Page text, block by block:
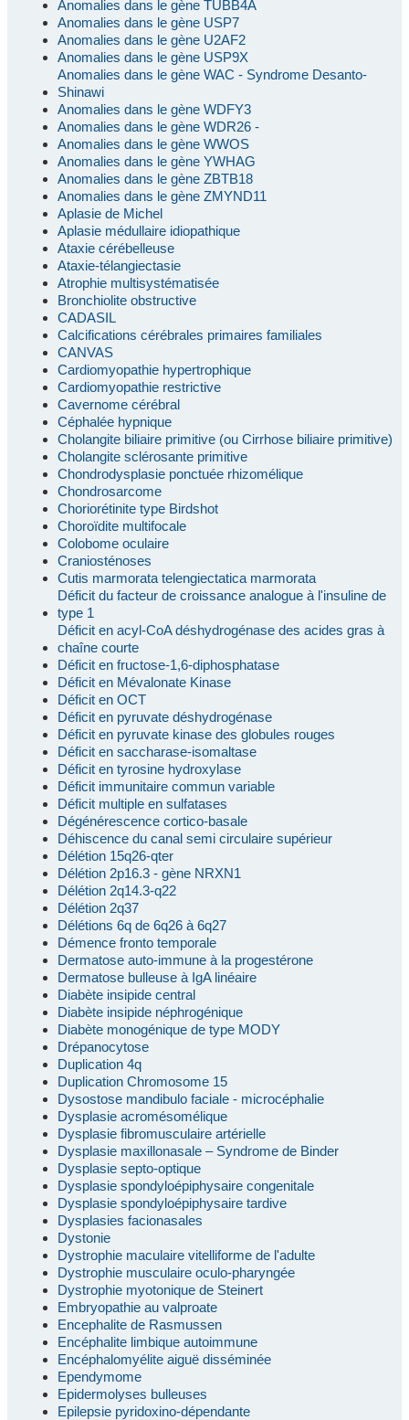
Anomalies dans le gène TUBB4A
Anomalies dans le gène USP7
Anomalies dans le gène U2AF2
Anomalies dans le gène USP9X
Anomalies dans le gène WAC - Syndrome Desanto-
Shinawi
Anomalies dans le gène WDFY3
Anomalies dans le gène WDR26 -
Anomalies dans le gène WWOS
Anomalies dans le gène YWHAG
Anomalies dans le gène ZBTB18
Anomalies dans le gène ZMYND11
Aplasie de Michel
Aplasie médullaire idiopathique
Ataxie cérébelleuse
Ataxie-télangiectasie
Atrophie multisystématisée
Bronchiolite obstructive
CADASIL
Calcifications cérébrales primaires familiales
CANVAS
Cardiomyopathie hypertrophique
Cardiomyopathie restrictive
Cavernome cérébral
Céphalée hypnique
Cholangite biliaire primitive (ou Cirrhose biliaire primitive)
Cholangite sclérosante primitive
Chondrodysplasie ponctuée rhizomélique
Chondrosarcome
Choriorétinite type Birdshot
Choroïdite multifocale
Colobome oculaire
Craniosténoses
Cutis marmorata telengiectatica marmorata
Déficit du facteur de croissance analogue à l'insuline de
type 1
Déficit en acyl-CoA déshydrogénase des acides gras à
chaîne courte
Déficit en fructose-1,6-diphosphatase
Déficit en Mévalonate Kinase
Déficit en OCT
Déficit en pyruvate déshydrogénase
Déficit en pyruvate kinase des globules rouges
Déficit en saccharase-isomaltase
Déficit en tyrosine hydroxylase
Déficit immunitaire commun variable
Déficit multiple en sulfatases
Dégénérescence cortico-basale
Déhiscence du canal semi circulaire supérieur
Délétion 15q26-qter
Délétion 2p16.3 - gène NRXN1
Délétion 2q14.3-q22
Délétion 2q37
Délétions 6q de 6q26 à 6q27
Démence fronto temporale
Dermatose auto-immune à la progestérone
Dermatose bulleuse à IgA linéaire
Diabète insipide central
Diabète insipide néphrogénique
Diabète monogénique de type MODY
Drépanocytose
Duplication 4q
Duplication Chromosome 15
Dysostose mandibulo faciale - microcéphalie
Dysplasie acromésomélique
Dysplasie fibromusculaire artérielle
Dysplasie maxillonasale – Syndrome de Binder
Dysplasie septo-optique
Dysplasie spondyloépiphysaire congenitale
Dysplasie spondyloépiphysaire tardive
Dysplasies facionasales
Dystonie
Dystrophie maculaire vitelliforme de l'adulte
Dystrophie musculaire oculo-pharyngée
Dystrophie myotonique de Steinert
Embryopathie au valproate
Encephalite de Rasmussen
Encéphalite limbique autoimmune
Encéphalomyélite aiguë disséminée
Ependymome
Epidermolyses bulleuses
Epilepsie pyridoxino-dépendante